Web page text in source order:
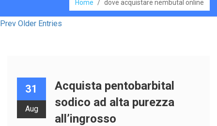
Home / dove acquistare nembutal online
Prev Older Entries
31
Aug
Acquista pentobarbital
sodico ad alta purezza
all’ingrosso